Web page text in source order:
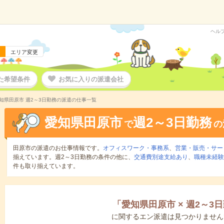
エリア変更
ヘル
希望条件 お気に入りの派遣会社
県田原市 週2～3日勤務の派遣の仕事一覧
愛知県田原市 で週2～3日勤務
田原市の派遣のお仕事情報です。 オフィスワーク・事務系、 営業・販売・サ
揃えています。週2～3日勤務の条件の他に、 交通費別途支給あり 、 職種未経
件も取り揃えています。
「 愛知県田原市 × 週2～3
に関するエン派遣は見つかりませ